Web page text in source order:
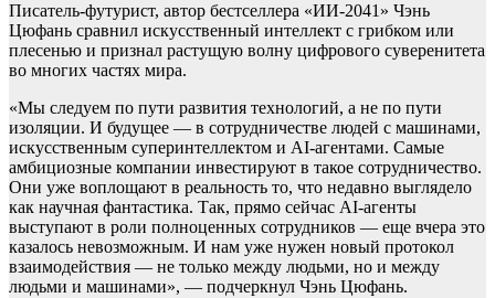
Писатель-футурист, автор бестселлера «ИИ-2041» Чэнь
Цюфань сравнил искусственный интеллект с грибком или
плесенью и признал растущую волну цифрового суверенитета
во многих частях мира.
«Мы следуем по пути развития технологий, а не по пути
изоляции. И будущее — в сотрудничестве людей с машинами,
искусственным суперинтеллектом и AI-агентами. Самые
амбициозные компании инвестируют в такое сотрудничество.
Они уже воплощают в реальность то, что недавно выглядело
как научная фантастика. Так, прямо сейчас AI-агенты
выступают в роли полноценных сотрудников — еще вчера это
казалось невозможным. И нам уже нужен новый протокол
взаимодействия — не только между людьми, но и между
людьми и машинами», — подчеркнул Чэнь Цюфань.